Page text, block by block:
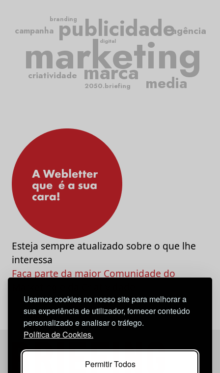
Usamos cookies no nosso site para melhorar a
sua experiência de utilizador, fornecer conteúdo
personalizado e analisar o tráfego.
Política de Cookies.
Permitir Todos
marketing
publicidade
marca
criatividade
campanha
media
agência
digital
2050.briefing
branding
Esteja sempre atualizado sobre o que lhe
interessa
Faça parte da maior Comunidade do